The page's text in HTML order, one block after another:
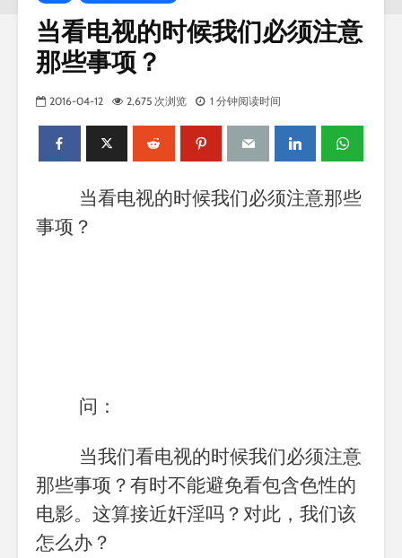
当看电视的时候我们必须注意
那些事项？
2016-04-12 2,675 次浏览 1 分钟阅读时间
当看电视的时候我们必须注意那些
事项？
问：
当我们看电视的时候我们必须注意
那些事项？有时不能避免看包含色性的
电影。这算接近奸淫吗？对此，我们该
怎么办？